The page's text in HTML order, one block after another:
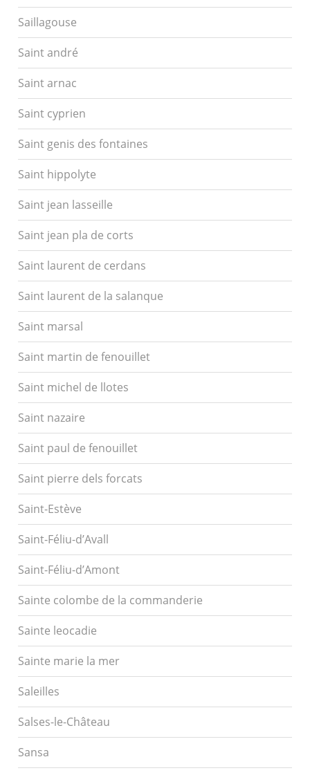
Saillagouse
Saint andré
Saint arnac
Saint cyprien
Saint genis des fontaines
Saint hippolyte
Saint jean lasseille
Saint jean pla de corts
Saint laurent de cerdans
Saint laurent de la salanque
Saint marsal
Saint martin de fenouillet
Saint michel de llotes
Saint nazaire
Saint paul de fenouillet
Saint pierre dels forcats
Saint-Estève
Saint-Féliu-d’Avall
Saint-Féliu-d’Amont
Sainte colombe de la commanderie
Sainte leocadie
Sainte marie la mer
Saleilles
Salses-le-Château
Sansa